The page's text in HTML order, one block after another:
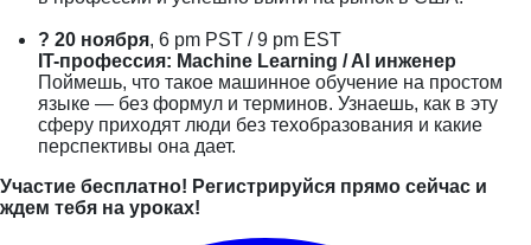
? 20 ноября, 6 pm PST / 9 pm EST
IT-профессия: Machine Learning / AI инженер
Поймешь, что такое машинное обучение на простом
языке — без формул и терминов. Узнаешь, как в эту
сферу приходят люди без техобразования и какие
перспективы она дает.
Участие бесплатно! Регистрируйся прямо сейчас и
ждем тебя на уроках!